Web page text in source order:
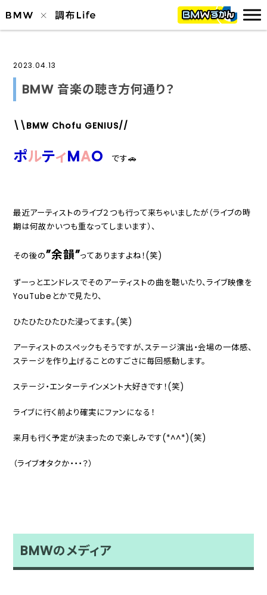
2023.04.13
BMW 音楽の聴き方何通り？
\\BMW Chofu GENIUS//
ポルティMAO です🚗
最近アーティストのライブ２つも行って来ちゃいましたが（ライブの時
期は何故かいつも重なってしまいます）、
その後の”余韻”ってありますよね！(笑)
ずーっとエンドレスでそのアーティストの曲を聴いたり、ライブ映像を
YouTubeとかで見たり、
ひたひたひたひた浸ってます。(笑)
アーティストのスペックもそうですが、ステージ演出・会場の一体感、
ステージを作り上げることのすごさに毎回感動します。
ステージ・エンターテインメント大好きです！(笑)
ライブに行く前より確実にファンになる！
来月も行く予定が決まったので楽しみです(*^^*)(笑)
（ライブオタクか・・・？）
BMWのメディア